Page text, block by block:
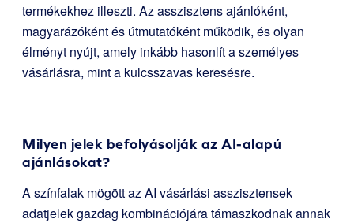
termékekhez illeszti. Az asszisztens ajánlóként,
magyarázóként és útmutatóként működik, és olyan
élményt nyújt, amely inkább hasonlít a személyes
vásárlásra, mint a kulcsszavas keresésre.
Milyen jelek befolyásolják az AI-alapú
ajánlásokat?
A színfalak mögött az AI vásárlási asszisztensek
adatjelek gazdag kombinációjára támaszkodnak annak